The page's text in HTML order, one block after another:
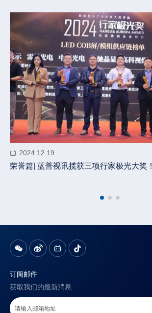
2024.12.19
荣誉篇| 蓝普视讯揽获三项行家极光大奖！
订阅邮件
获取我们的最新消息